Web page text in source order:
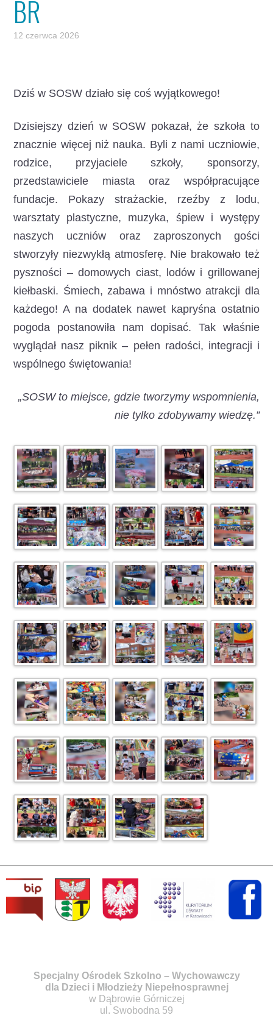
BR
12 czerwca 2026
Dziś w SOSW działo się coś wyjątkowego!
Dzisiejszy dzień w SOSW pokazał, że szkoła to
znacznie więcej niż nauka. Byli z nami uczniowie,
rodzice, przyjaciele szkoły, sponsorzy,
przedstawiciele miasta oraz współpracujące
fundacje. Pokazy strażackie, rzeźby z lodu,
warsztaty plastyczne, muzyka, śpiew i występy
naszych uczniów oraz zaproszonych gości
stworzyły niezwykłą atmosferę. Nie brakowało też
pyszności – domowych ciast, lodów i grillowanej
kiełbaski. Śmiech, zabawa i mnóstwo atrakcji dla
każdego! A na dodatek nawet kapryśna ostatnio
pogoda postanowiła nam dopisać. Tak właśnie
wyglądał nasz piknik – pełen radości, integracji i
wspólnego świętowania!
„SOSW to miejsce, gdzie tworzymy wspomnienia,
nie tylko zdobywamy wiedzę.”
Specjalny Ośrodek Szkolno – Wychowawczy
dla Dzieci i Młodzieży Niepełnosprawnej
w Dąbrowie Górniczej
ul. Swobodna 59